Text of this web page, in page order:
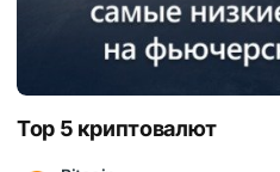
Top 5 криптовалют